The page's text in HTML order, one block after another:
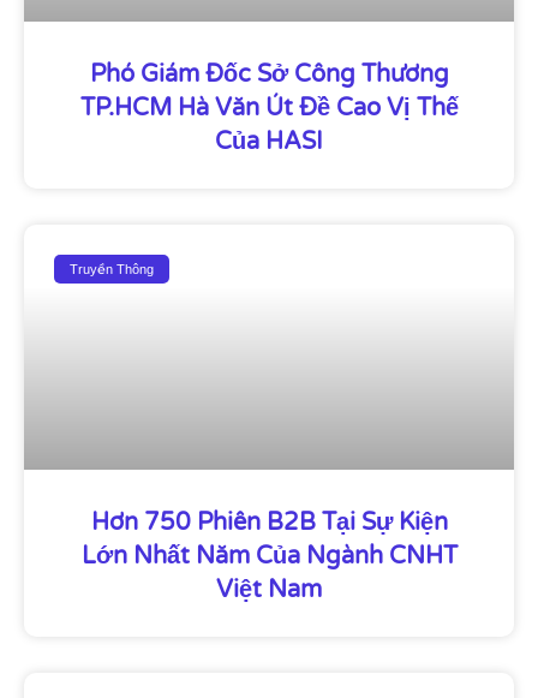
Phó Giám Đốc Sở Công Thương
TP.HCM Hà Văn Út Đề Cao Vị Thế
Của HASI
Truyền Thông
Hơn 750 Phiên B2B Tại Sự Kiện
Lớn Nhất Năm Của Ngành CNHT
Việt Nam